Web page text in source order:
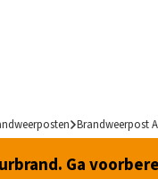
Brandweerpost
Ga